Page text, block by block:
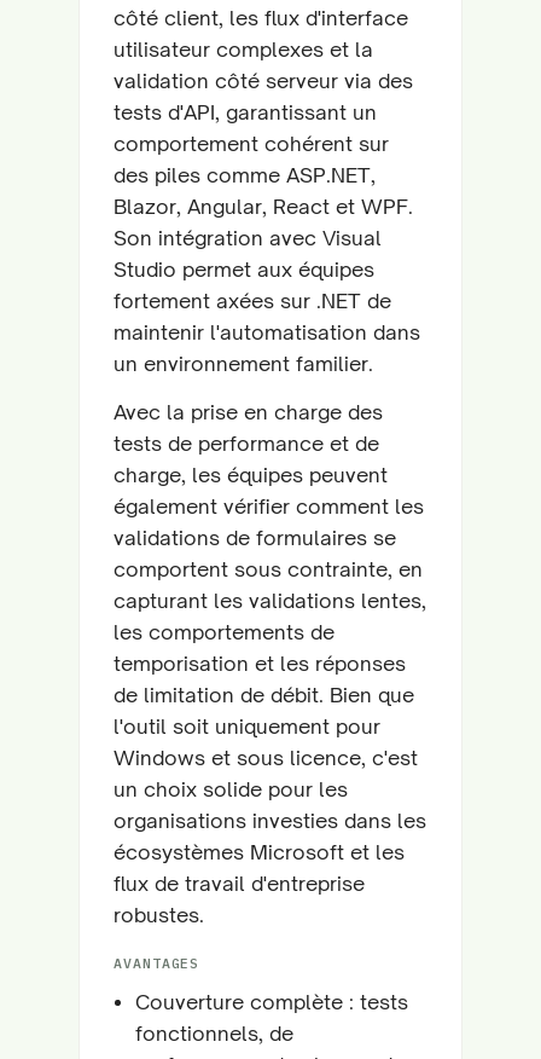
côté client, les flux d'interface
utilisateur complexes et la
validation côté serveur via des
tests d'API, garantissant un
comportement cohérent sur
des piles comme ASP.NET,
Blazor, Angular, React et WPF.
Son intégration avec Visual
Studio permet aux équipes
fortement axées sur .NET de
maintenir l'automatisation dans
un environnement familier.
Avec la prise en charge des
tests de performance et de
charge, les équipes peuvent
également vérifier comment les
validations de formulaires se
comportent sous contrainte, en
capturant les validations lentes,
les comportements de
temporisation et les réponses
de limitation de débit. Bien que
l'outil soit uniquement pour
Windows et sous licence, c'est
un choix solide pour les
organisations investies dans les
écosystèmes Microsoft et les
flux de travail d'entreprise
robustes.
AVANTAGES
Couverture complète : tests
fonctionnels, de